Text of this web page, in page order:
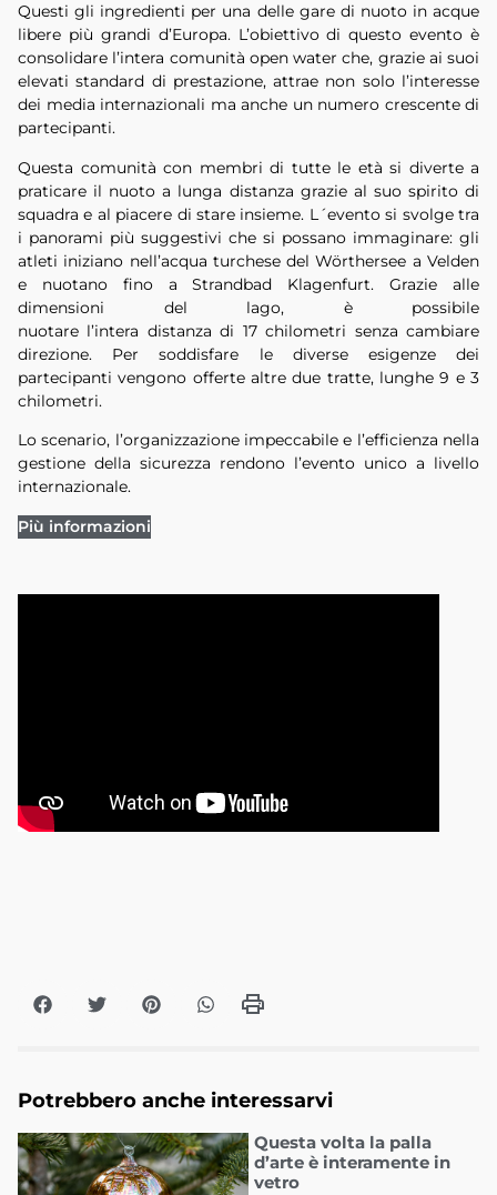
Questi gli ingredienti per una delle gare di nuoto in acque
libere più grandi d’Europa. L’obiettivo di questo evento è
consolidare l’intera comunità open water che, grazie ai suoi
elevati standard di prestazione, attrae non solo l’interesse
dei media internazionali ma anche un numero crescente di
partecipanti.
Questa comunità con membri di tutte le età si diverte a
praticare il nuoto a lunga distanza grazie al suo spirito di
squadra e al piacere di stare insieme. L´evento si svolge tra
i panorami più suggestivi che si possano immaginare: gli
atleti iniziano nell’acqua turchese del Wörthersee a Velden
e nuotano fino a Strandbad Klagenfurt. Grazie alle
dimensioni del lago, è possibile
nuotare l’intera distanza di 17 chilometri senza cambiare
direzione. Per soddisfare le diverse esigenze dei
partecipanti vengono offerte altre due tratte, lunghe 9 e 3
chilometri.
Lo scenario, l’organizzazione impeccabile e l’efficienza nella
gestione della sicurezza rendono l’evento unico a livello
internazionale.
Più informazioni
Potrebbero anche interessarvi
Questa volta la palla
d’arte è interamente in
vetro